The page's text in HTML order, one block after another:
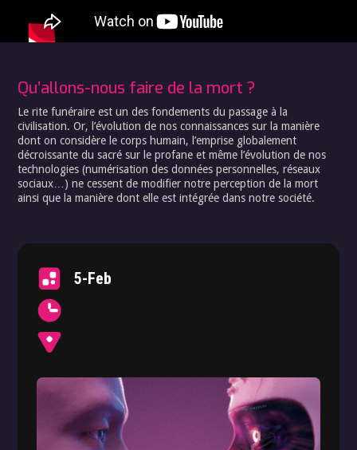
Qu’allons-nous faire de la mort ?
Le rite funéraire est un des fondements du passage à la
civilisation. Or, l’évolution de nos connaissances sur la manière
dont on considère le corps humain, l’emprise globalement
décroissante du sacré sur le profane et même l’évolution de nos
technologies (numérisation des données personnelles, réseaux
sociaux…) ne cessent de modifier notre perception de la mort
ainsi que la manière dont elle est intégrée dans notre société.
5-Feb